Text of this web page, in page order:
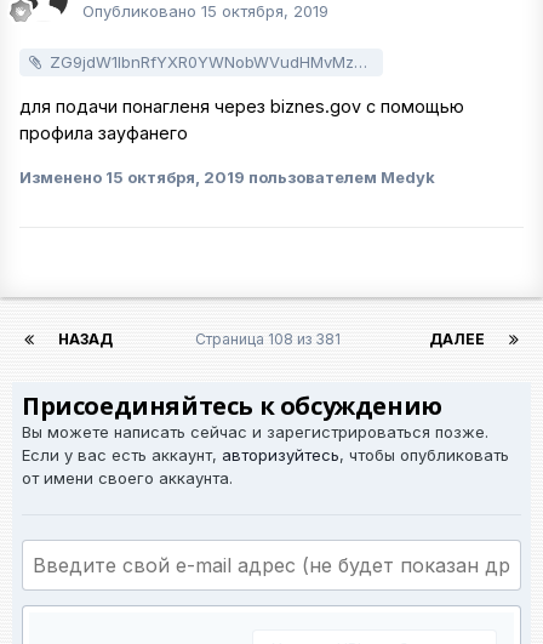
Опубликовано 15 октября, 2019
ZG9jdW1lbnRfYXR0YWNobWVudHMvMzM2NC8wNTkwX1d6b3JfcG9uYWdsZW5pYV8xXzAucGRm.pdf
для подачи понагленя через biznes.gov с помощью
профила зауфанего
Изменено 15 октября, 2019 пользователем Medyk
НАЗАД ДАЛЕЕ
Страница 108 из 381
Присоединяйтесь к обсуждению
Вы можете написать сейчас и зарегистрироваться позже.
Если у вас есть аккаунт, авторизуйтесь, чтобы опубликовать
от имени своего аккаунта.